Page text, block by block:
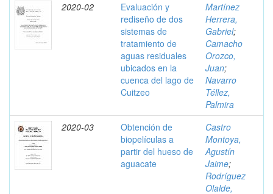
2020-02
Evaluación y
rediseño de dos
sistemas de
tratamiento de
aguas residuales
ubicados en la
cuenca del lago de
Cuitzeo
Martínez
Herrera,
Gabriel;
Camacho
Orozco,
Juan;
Navarro
Téllez,
Palmira
2020-03
Obtención de
biopelículas a
partir del hueso de
aguacate
Castro
Montoya,
Agustín
Jaime;
Rodríguez
Olalde,